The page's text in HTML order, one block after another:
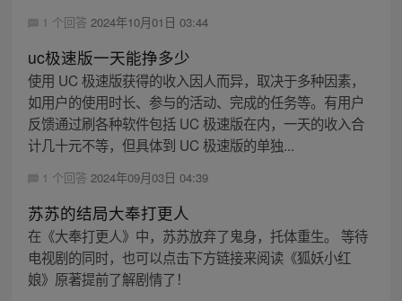
1 个回答 2024年10月01日 03:44
uc极速版一天能挣多少
使用 UC 极速版获得的收入因人而异，取决于多种因素，
如用户的使用时长、参与的活动、完成的任务等。有用户
反馈通过刷各种软件包括 UC 极速版在内，一天的收入合
计几十元不等，但具体到 UC 极速版的单独...
1 个回答 2024年09月03日 04:39
苏苏的结局大奉打更人
在《大奉打更人》中，苏苏放弃了鬼身，托体重生。 等待
电视剧的同时，也可以点击下方链接来阅读《狐妖小红
娘》原著提前了解剧情了！